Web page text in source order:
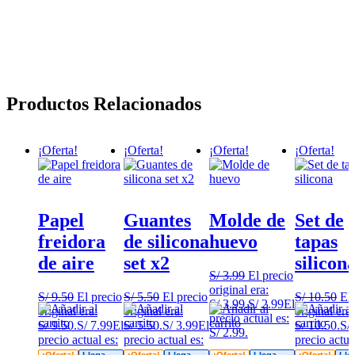
Productos Relacionados
¡Oferta!
Papel
freidora
de aire
S/9.50 El precio
original era:
S/ 9.50.S/7.99El
precio actual es:
¡Oferta!
Guantes
de silicona
set x2
S/5.50 El precio
original era:
S/ 5.50.S/3.99El
precio actual es:
¡Oferta!
Molde de
huevo
S/3.99 El precio
original era:
S/ 3.99.S/2.99El
precio actual es:
S/ 2.99.
¡Oferta!
Set de
tapas
S/10.50 El
original era:
S/ 10.50.S/
precio